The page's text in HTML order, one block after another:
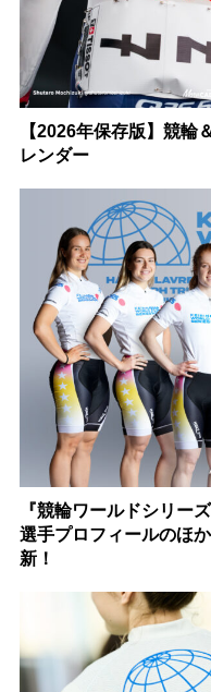
【2026年保存版】競輪
レンダー
『競輪ワールドシリー
選手プロフィールのほ
新！